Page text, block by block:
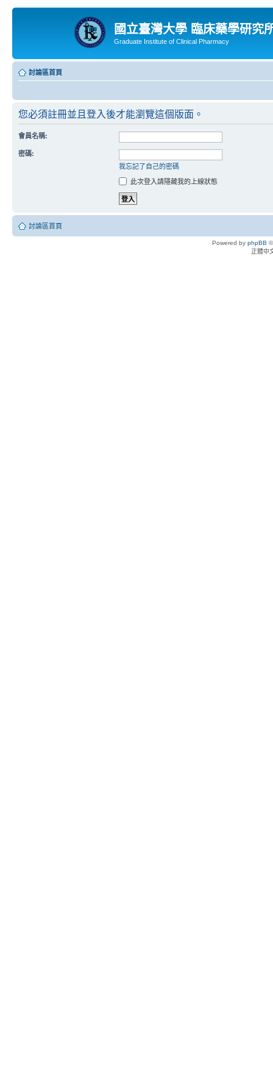
國立臺灣大學 臨床藥學研究
Graduate Institute of Clinical Pharmacy
討論區首頁
您必須註冊並且登入後才能瀏覽這個版面。
會員名稱:
密碼:
我忘記了自己的密碼
此次登入請隱藏我的上線狀態
討論區首頁
Powered by phpBB
正體中